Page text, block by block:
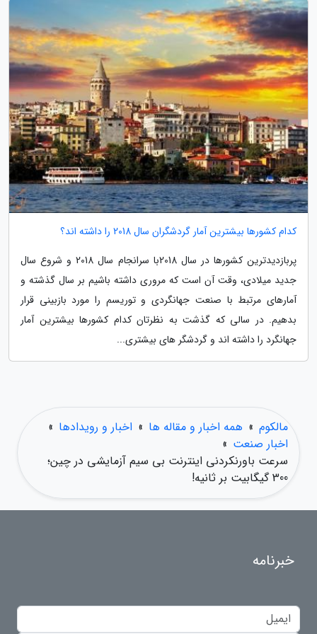
کدام کشورها بیشترین آمار گردشگران سال 2018 را داشته اند؟
پربازدیدترین کشورها در سال 2018با سرانجام سال 2018 و شروع سال
جدید میلادی، وقت آن است که مروری داشته باشیم بر سال گذشته و
آمارهای مرتبط با صنعت جهانگردی و توریسم را مورد بازبینی قرار
بدهیم. در سالی که گذشت به نظرتان کدام کشورها بیشترین آمار
جهانگرد را داشته اند و گردشگر های بیشتری...
مالکوم » همه اخبار و مقاله ها » اخبار و رویدادها »
اخبار صنعت »
سرعت باورنکردنی اینترنت بی سیم آزمایشی در چین؛
300 گیگابیت بر ثانیه!
خبرنامه